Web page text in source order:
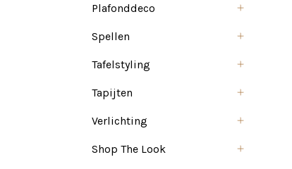
Plafonddeco
Spellen
Tafelstyling
Tapijten
Verlichting
Shop The Look